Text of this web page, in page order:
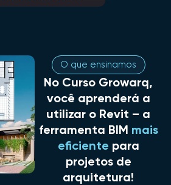
O que ensinamos
No Curso Growarq,
você aprenderá a
utilizar o Revit – a
ferramenta BIM mais
eficiente para
projetos de
arquitetura!